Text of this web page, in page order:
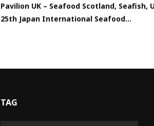
Pavilion UK – Seafood Scotland, Seafish,
25th Japan International Seafood...
TAG